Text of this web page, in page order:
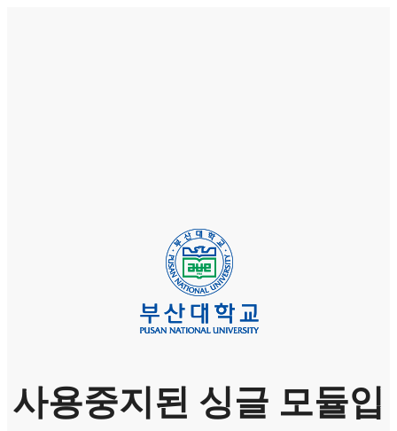
사용중지된 싱글 모듈입